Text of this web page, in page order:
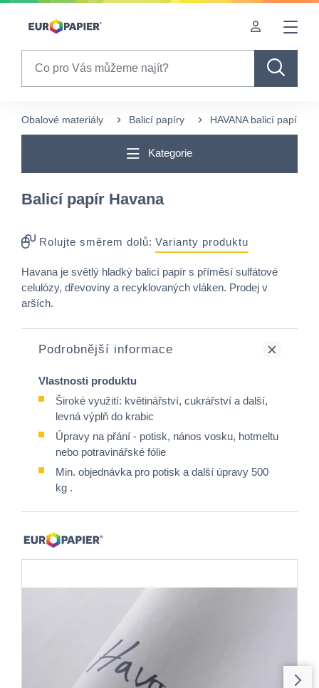
Table Of Content
Pro Vás zajímavé produkty
Obalové materiály Balicí papíry HAVANA balicí papír
Kategorie
Balicí papír Havana
Rolujte směrem dolů: Varianty produktu
Havana je světlý hladký balicí papír s příměsí sulfátové
celulózy, dřevoviny a recyklovaných vláken. Prodej v
arších.
Podrobnější informace
Vlastnosti produktu
Široké využití: květinářství, cukrářství a další,
levná výplň do krabic
Úpravy na přání - potisk, nános vosku, hotmeltu
nebo potravinářské fólie
Min. objednávka pro potisk a další úpravy 500
kg .